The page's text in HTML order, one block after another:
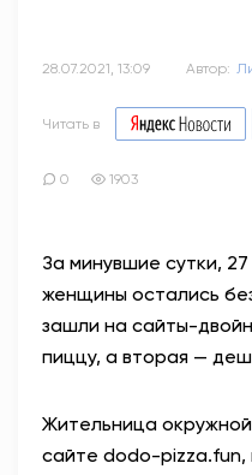
28.07.2021, 13:09 Автор:
Читать в
0 1903
За минувшие сутки,
женщины остались
зашли на сайты-
пиццу, а вторая —
Жительница
сайте dodo-pizza.fun,